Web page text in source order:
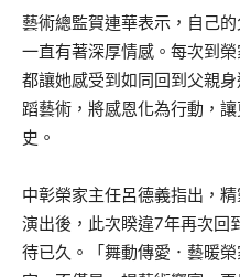
藝術總監賀連華表示，自己
一直有著深厚情感。每次到
都讓她感受到如同回到父親
蹈藝術，將感恩化為行動，
史。
中彰榮家主任呂德義指出，
演出後，此次睽違7年再次回
待已久。「舞動傳愛．藝暖